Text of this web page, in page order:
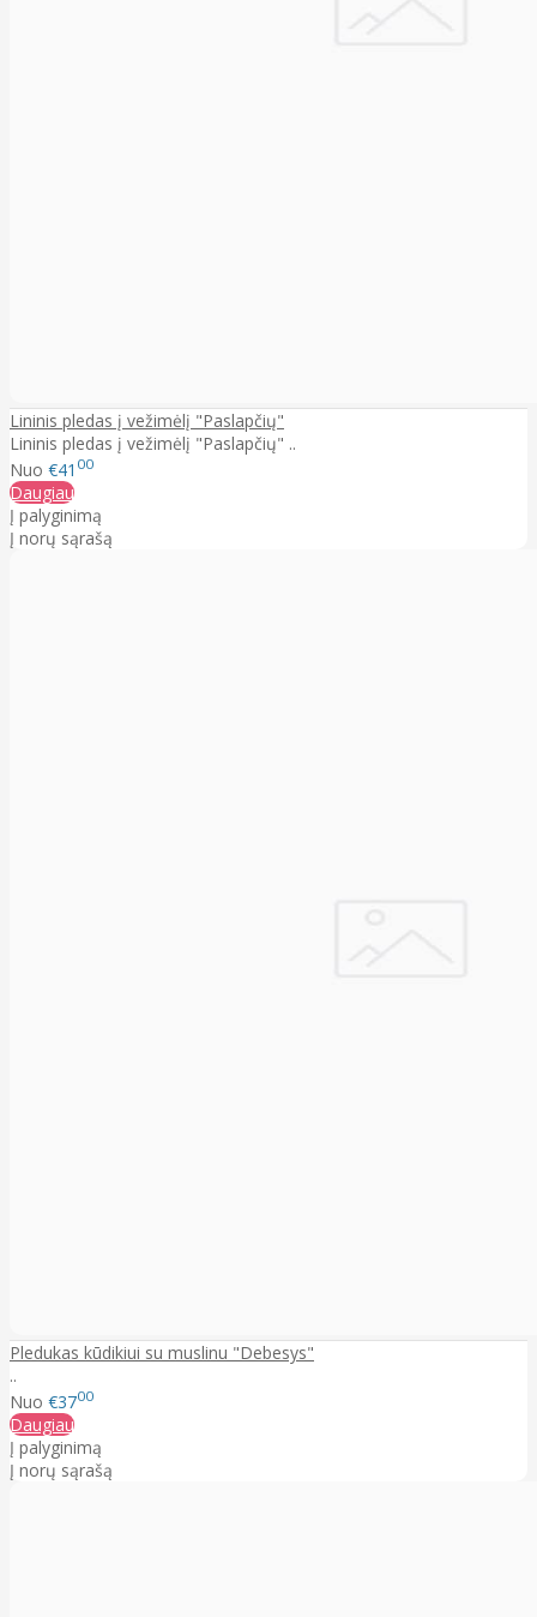
Lininis pledas į vežimėlį "Paslapčių"
Lininis pledas į vežimėlį "Paslapčių" ..
Nuo €41 00
Daugiau
Į palyginimą
Į norų sąrašą
Pledukas kūdikiui su muslinu "Debesys"
..
Nuo €3700
Daugiau
Į palyginimą
Į norų sąrašą